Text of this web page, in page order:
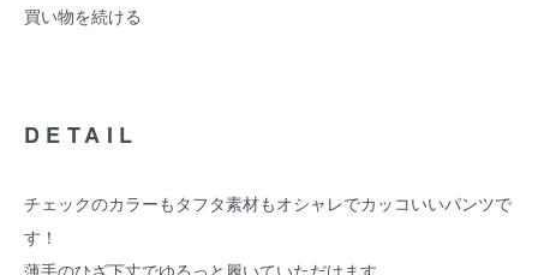
買い物を続ける
DETAIL
チェックのカラーもタフタ素材もオシャレでカッコいいパンツで
す！
薄手のひざ下丈でゆるっと履いていただけます。